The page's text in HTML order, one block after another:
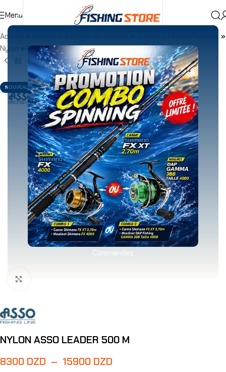
Commandez
Menu
Accueil
»
Nylon
» NYLON ASSO LEADER 500 M
NOUVEAU
NYLON ASSO LEADER 500 M
8300 DZD – 15900 DZD